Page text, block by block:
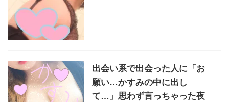
出会い系で出会った人に「お
願い…かすみの中に出し
て…」思わず言っちゃった夜